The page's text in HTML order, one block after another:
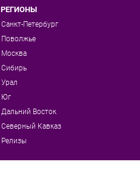
РЕГИОНЫ
Санкт-Петербург
Поволжье
Москва
Сибирь
Урал
Юг
Дальний Восток
Северный Кавказ
Релизы